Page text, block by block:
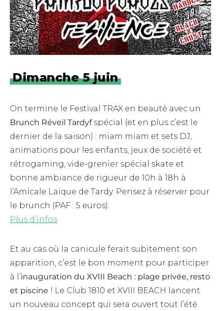
Dimanche 5 juin
On termine le Festival TRAX en beauté avec un
Brunch Réveil Tardyfspécial (et en plus c’est le
dernier de la saison) : miam miam et sets DJ,
animations pour les enfants, jeux de société et
rétrogaming, vide-grenier spécial skate et
bonne ambiance de rigueur de 10h à 18h à
l’Amicale Laïque de Tardy. Pensez à réserver pour
le brunch (PAF : 5 euros).
Plus d’infos
Et au cas où la canicule ferait subitement son
apparition, c’est le bon moment pour participer
à l’inauguration du XVIII Beach : plage privée, resto
et piscine ! Le Club 1810 et XVIII BEACH lancent
un nouveau concept qui sera ouvert tout l’été